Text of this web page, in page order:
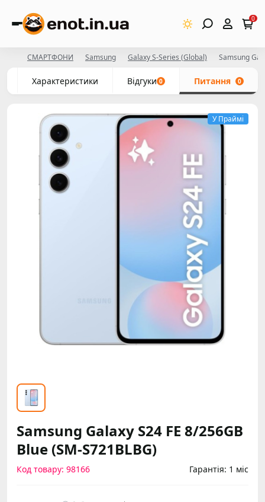
0
СМАРТФОНИ Samsung Galaxy S-Series (Global) Samsung
Характеристики Відгуки 0 Питання 0
У Праймі
Samsung Galaxy S24 FE 8/256GB
Blue (SM-S721BLBG)
Код товару: 98166 Гарантія: 1 міс